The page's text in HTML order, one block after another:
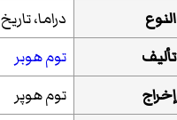
النوع
دراما، تاريخ
تأليف
توم هوبر
إخراج
توم هوپر